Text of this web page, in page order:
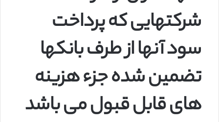
شرکتهایی که پرداخت
سود آنها از طرف بانکها
تضمین شده جزء هزینه
های قابل قبول می باشد